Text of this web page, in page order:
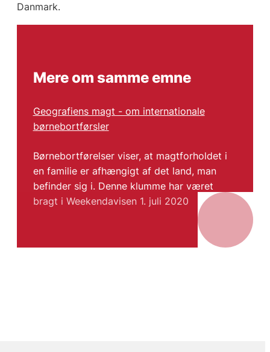
Danmark.
Mere om samme emne
Geografiens magt - om internationale
børnebortførsler
Børnebortførelser viser, at magtforholdet i
en familie er afhængigt af det land, man
befinder sig i. Denne klumme har været
bragt i Weekendavisen 1. juli 2020